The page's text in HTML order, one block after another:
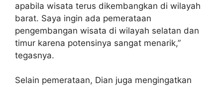
apabila wisata terus dikembangkan di wilayah
barat. Saya ingin ada pemerataan
pengembangan wisata di wilayah selatan dan
timur karena potensinya sangat menarik,”
tegasnya.
Selain pemerataan, Dian juga mengingatkan